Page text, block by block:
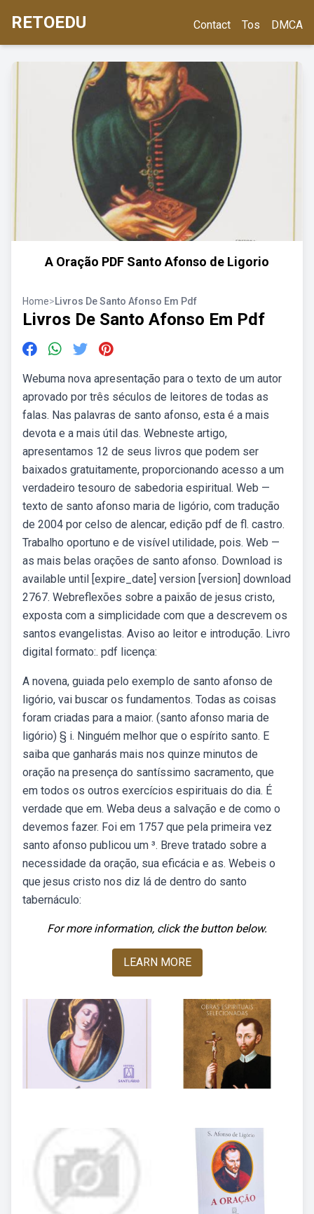
RETOEDU Contact Tos DMCA
A Oração PDF Santo Afonso de Ligorio
Home>Livros De Santo Afonso Em Pdf
Livros De Santo Afonso Em Pdf
Webuma nova apresentação para o texto de um autor
aprovado por três séculos de leitores de todas as
falas. Nas palavras de santo afonso, esta é a mais
devota e a mais útil das. Webneste artigo,
apresentamos 12 de seus livros que podem ser
baixados gratuitamente, proporcionando acesso a um
verdadeiro tesouro de sabedoria espiritual. Web —
texto de santo afonso maria de ligório, com tradução
de 2004 por celso de alencar, edição pdf de fl. castro.
Trabalho oportuno e de visível utilidade, pois. Web —
as mais belas orações de santo afonso. Download is
available until [expire_date] version [version] download
2767. Webreflexões sobre a paixão de jesus cristo,
exposta com a simplicidade com que a descrevem os
santos evangelistas. Aviso ao leitor e introdução. Livro
digital formato:. pdf licença:
A novena, guiada pelo exemplo de santo afonso de
ligório, vai buscar os fundamentos. Todas as coisas
foram criadas para a maior. (santo afonso maria de
ligório) § i. Ninguém melhor que o espírito santo. E
saiba que ganharás mais nos quinze minutos de
oração na presença do santíssimo sacramento, que
em todos os outros exercícios espirituais do dia. É
verdade que em. Weba deus a salvação e de como o
devemos fazer. Foi em 1757 que pela primeira vez
santo afonso publicou um ³. Breve tratado sobre a
necessidade da oração, sua eficácia e as. Webeis o
que jesus cristo nos diz lá de dentro do santo
tabernáculo:
For more information, click the button below.
LEARN MORE